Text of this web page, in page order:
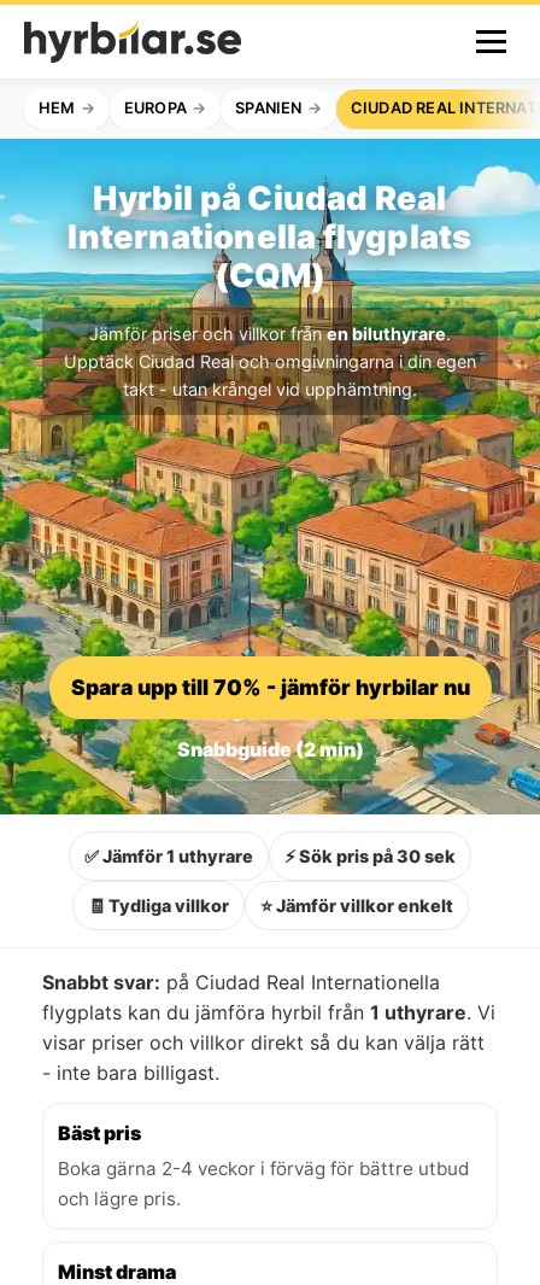
HEM EUROPA SPANIEN CIUDAD REAL
Hyrbil på Ciudad Real
Internationella flygplats
(CQM)
Jämför priser och villkor frånen biluthyrare.
Upptäck Ciudad Real och omgivningarna i din egen
takt - utan krångel vid upphämtning.
Spara upp till 70% - jämför hyrbilar nu
Snabbguide (2 min)
✅ Jämför 1 uthyrare ⚡ Sök pris på 30 sek
🧾 Tydliga villkor ⭐ Jämför villkor enkelt
Snabbt svar: på Ciudad Real Internationella
flygplats kan du jämföra hyrbil från 1 uthyrare. Vi
visar priser och villkor direkt så du kan välja rätt
- inte bara billigast.
Bäst pris
Boka gärna 2-4 veckor i förväg för bättre utbud
och lägre pris.
Minst drama